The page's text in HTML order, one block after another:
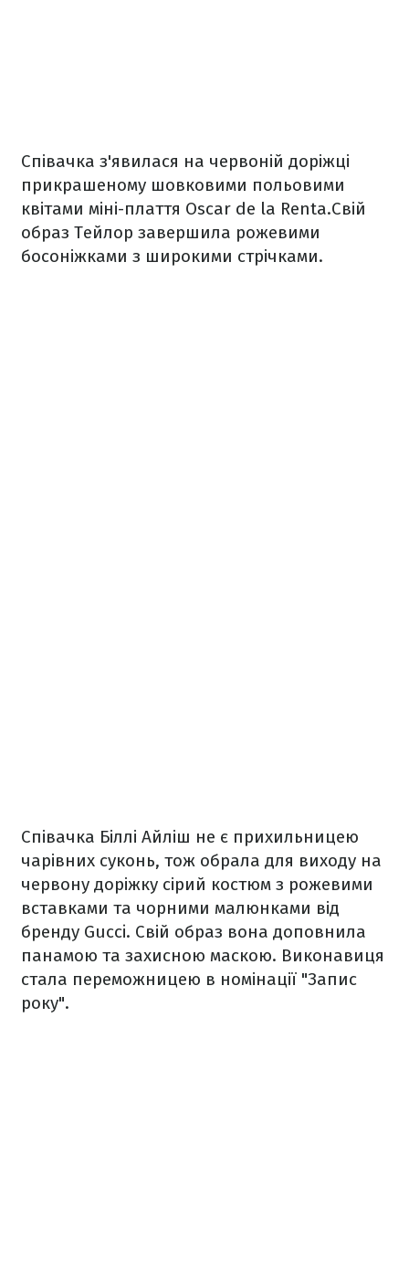
Співачка з'явилася на червоній доріжці
прикрашеному шовковими польовими
квітами міні-плаття Oscar de la Renta.Свій
образ Тейлор завершила рожевими
босоніжками з широкими стрічками.
Співачка Біллі Айліш не є прихильницею
чарівних суконь, тож обрала для виходу на
червону доріжку сірий костюм з рожевими
вставками та чорними малюнками від
бренду Gucci. Cвій образ вона доповнила
панамою та захисною маскою. Виконавиця
стала переможницею в номінації "Запис
року".